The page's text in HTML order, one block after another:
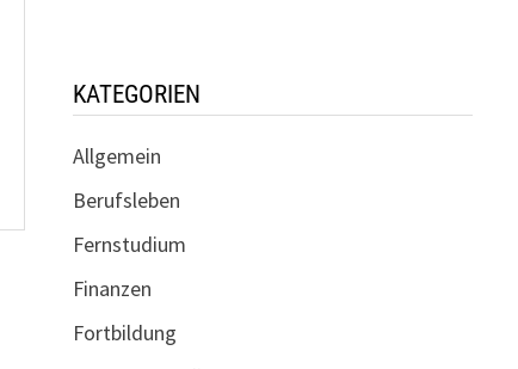
KATEGORIEN
Allgemein
Berufsleben
Fernstudium
Finanzen
Fortbildung